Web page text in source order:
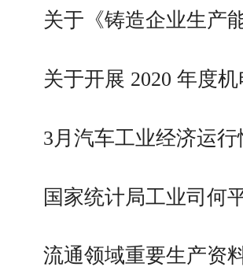
关于《铸造企业生产
关于开展 2020 年度
3月汽车工业经济运行
国家统计局工业司何
流通领域重要生产资